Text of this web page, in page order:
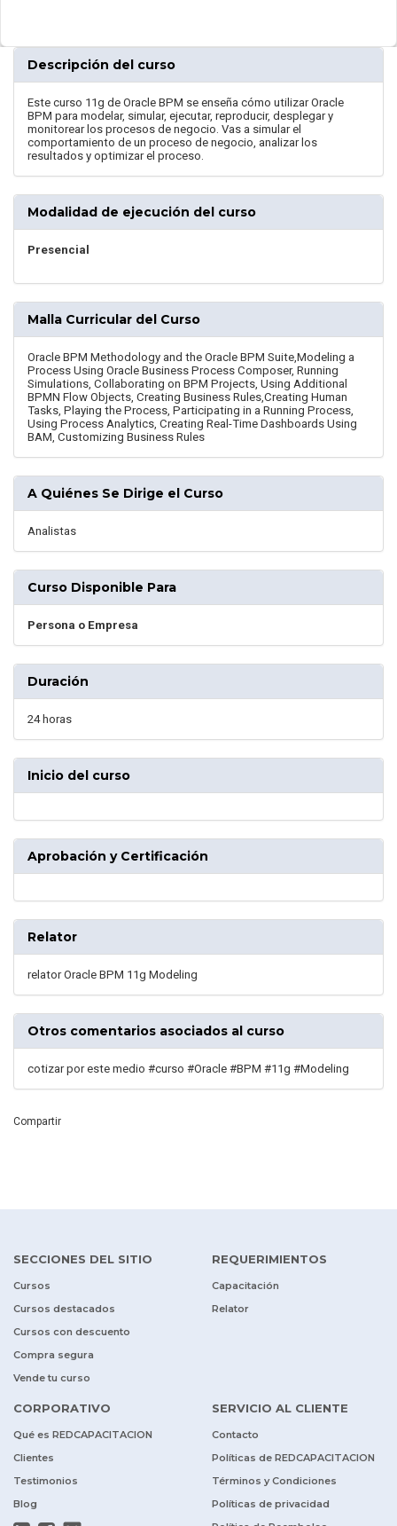
Descripción del curso
Este curso 11g de Oracle BPM se enseña cómo utilizar Oracle
BPM para modelar, simular, ejecutar, reproducir, desplegar y
monitorear los procesos de negocio. Vas a simular el
comportamiento de un proceso de negocio, analizar los
resultados y optimizar el proceso.
Modalidad de ejecución del curso
Presencial
Malla Curricular del Curso
Oracle BPM Methodology and the Oracle BPM Suite,Modeling a
Process Using Oracle Business Process Composer, Running
Simulations, Collaborating on BPM Projects, Using Additional
BPMN Flow Objects, Creating Business Rules,Creating Human
Tasks, Playing the Process, Participating in a Running Process,
Using Process Analytics, Creating Real-Time Dashboards Using
BAM, Customizing Business Rules
A Quiénes Se Dirige el Curso
Analistas
Curso Disponible Para
Persona o Empresa
Duración
24 horas
Inicio del curso
Aprobación y Certificación
Relator
relator Oracle BPM 11g Modeling
Otros comentarios asociados al curso
cotizar por este medio #curso #Oracle #BPM #11g #Modeling
Compartir
SECCIONES DEL SITIO
Cursos
Cursos destacados
Cursos con descuento
Compra segura
Vende tu curso
REQUERIMIENTOS
Capacitación
Relator
CORPORATIVO
Qué es REDCAPACITACION
Clientes
Testimonios
Blog
SERVICIO AL CLIENTE
Contacto
Políticas de REDCAPACITACION
Términos y Condiciones
Políticas de privacidad